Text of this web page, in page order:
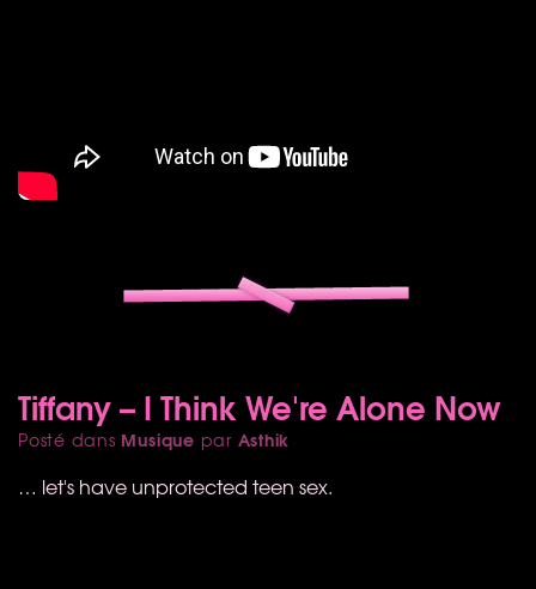
Tiffany – I Think We're Alone Now
Posté dans Musique par Asthik
… let's have unprotected teen sex.